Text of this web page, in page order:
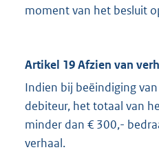
moment van het besluit
Artikel 19 Afzien van
Indien bij beëindiging
debiteur, het totaal van
minder dan € 300,-
verhaal.